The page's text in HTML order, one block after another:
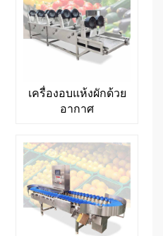
เครื่องอบแห้งผักด้วย
อากาศ